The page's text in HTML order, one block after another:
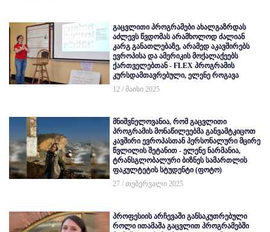
გაცვლითი პროგრამები ახალგაზრდას
აძლევს წვდომას არამხოლოდ ძალიან
კარგ განათლებაზე, არამედ აკავშირებს
ევროპისა და ამერიკის მოქალაქეებს
ქართველებთან - FLEX პროგრამის
კურსდამთავრებული, ელენე როგავა
12 / მაისი 2025
მნიშვნელოვანია, რომ გაცვლითი
პროგრამის მონაწილეებმა განვამტკიცოთ
კავშირი ევროპასთან პერსონალური მცირე
წვლილის შეტანით - ელენე ნარმანია,
ტრანსგლობალური ბიზნეს სამართლის
ფაკულტეტის სტუდენტი (ფოტო)
27 / თებერვალი 2025
პროფესიის არჩევაში განსაკუთრებული
როლი ითამაშა გაცვლით პროგრამებში